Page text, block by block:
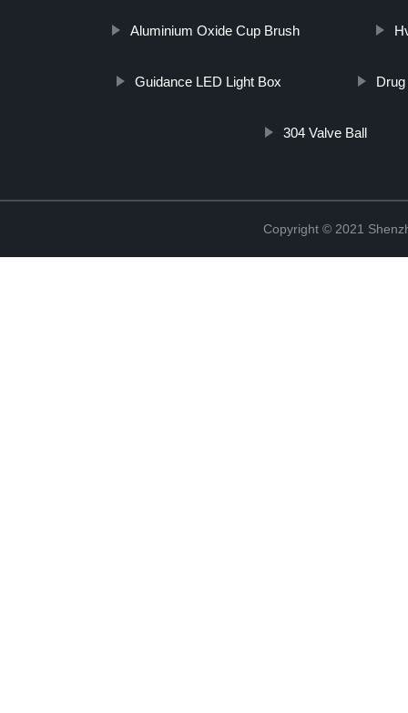
Aluminium Oxide Cup Brush
Guidance LED Light Box
304 Valve Ball
Copyright © 2021